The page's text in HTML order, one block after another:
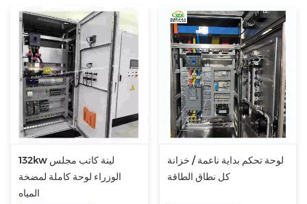
132kw لينة كاتب مجلس
الوزراء لوحة كاملة لمضخة
المياه
لوحة تحكم بداية ناعمة / خزانة
كل نطاق الطاقة